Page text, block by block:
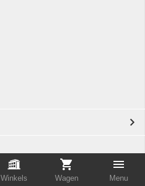
Winkels Wagen Menu